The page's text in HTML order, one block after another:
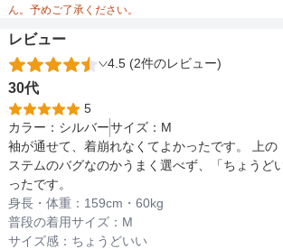
備考
素材
仕様
ん。予めご了承ください。
レビュー
4.5 (2件のレビュー)
30代
5
カラー： シルバーサイズ： M
袖が通せて、着崩れなくてよかったです。 上の
ステムのバグなのかうまく選べず、「ちょうど
ったです。
身長・体重： 159cm・ 60kg
普段の着用サイズ： M
サイズ感： ちょうどいい